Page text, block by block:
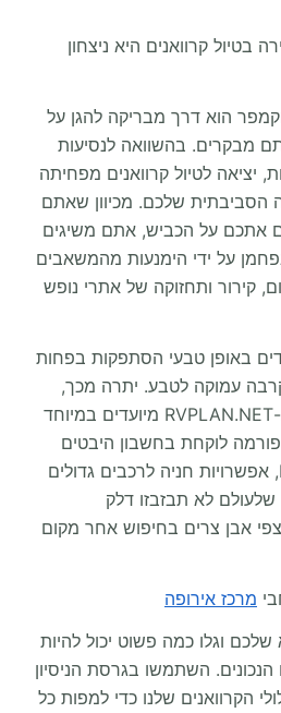
בטיול קרוואנים היא ניצחון
הוא דרך מבריקה להגן על
מבקרים. בהשוואה לנסיעות
יציאה לטיול קרוואנים מפחיתה
שלכם. מכיוון שאתם
אתכם על הכביש, אתם משיגים
על ידי הימנעות מהמשאבים
קירור ותחזוקה של אתרי נופש
באופן טבעי הסתפקות בפחות
עמוקה לטבע. יתרה מכך,
המסלולים המתוכננים ב-RVPLAN.NET מיועדים במיוחד
לוקחת בחשבון היבטים
מכריעים כמו גודל ה-RV, אפשרויות חניה לרכבים גדולים
שלעולם לא תבזבזו דלק
אבן צרים בחיפוש אחר מקום
מרכז אירופה
וגלו כמה פשוט יכול להיות
הנכונים. השתמשו בגרסת הניסיון
הקרוואנים שלנו כדי למפות כל